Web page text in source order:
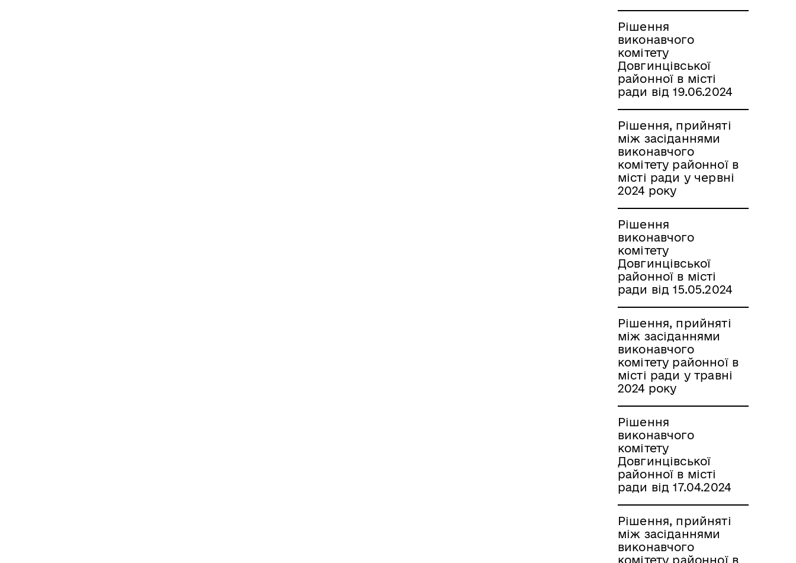
Рішення
виконавчого
комітету
Довгинцівської
районної в місті
ради від 19.06.2024
Рішення, прийняті
між засіданнями
виконавчого
комітету районної в
місті ради у червні
2024 року
Рішення
виконавчого
комітету
Довгинцівської
районної в місті
ради від 15.05.2024
Рішення, прийняті
між засіданнями
виконавчого
комітету районної в
місті ради у травні
2024 року
Рішення
виконавчого
комітету
Довгинцівської
районної в місті
ради від 17.04.2024
Рішення, прийняті
між засіданнями
виконавчого
комітету районної в